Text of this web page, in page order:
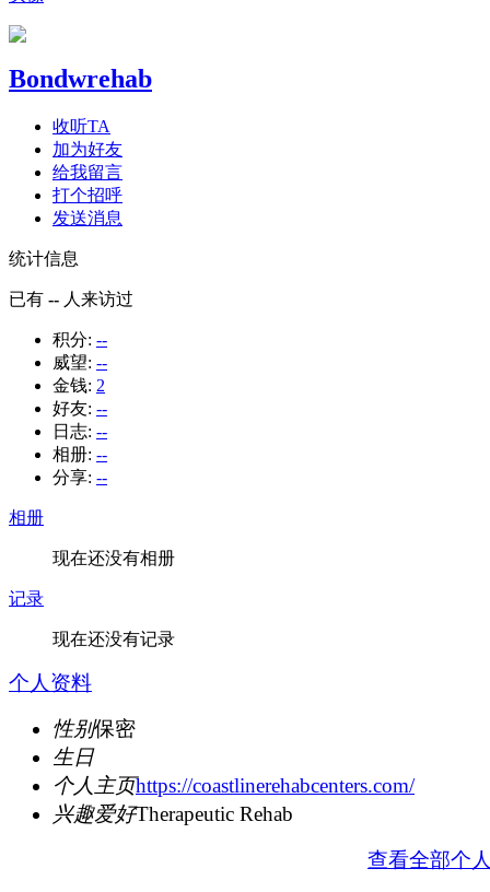
Bondwrehab
收听TA
加为好友
给我留言
打个招呼
发送消息
统计信息
已有 -- 人来访过
积分: --
威望: --
金钱: 2
好友: --
日志: --
相册: --
分享: --
相册
现在还没有相册
记录
现在还没有记录
个人资料
性别保密
生日
个人主页https://coastlinerehabcenters.com/
兴趣爱好Therapeutic Rehab
查看全部个